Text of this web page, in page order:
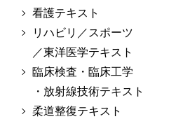
看護テキスト
リハビリ／スポーツ
／東洋医学テキスト
臨床検査・臨床工学
・放射線技術テキスト
柔道整復テキスト